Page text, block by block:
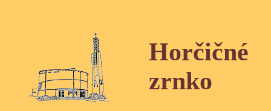
Horčičné
zrnko